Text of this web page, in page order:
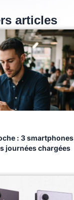
articles
: 3 smartphones
journées chargées